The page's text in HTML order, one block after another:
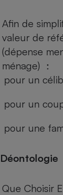
Afin de
valeur de
(dépense
ménage) :
pour un
pour un
pour une
Déontologie
Que Choisir